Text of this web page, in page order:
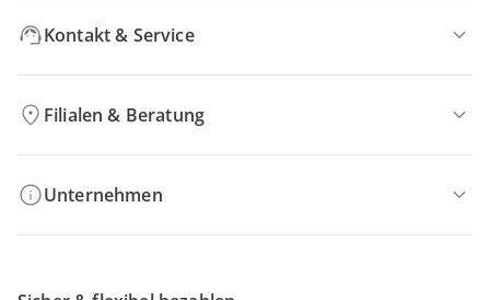
Kontakt & Service
Filialen & Beratung
Unternehmen